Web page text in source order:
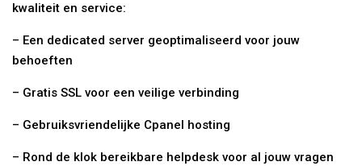
kwaliteit en service:
– Een dedicated server geoptimaliseerd voor jouw
behoeften
– Gratis SSL voor een veilige verbinding
– Gebruiksvriendelijke Cpanel hosting
– Rond de klok bereikbare helpdesk voor al jouw vragen